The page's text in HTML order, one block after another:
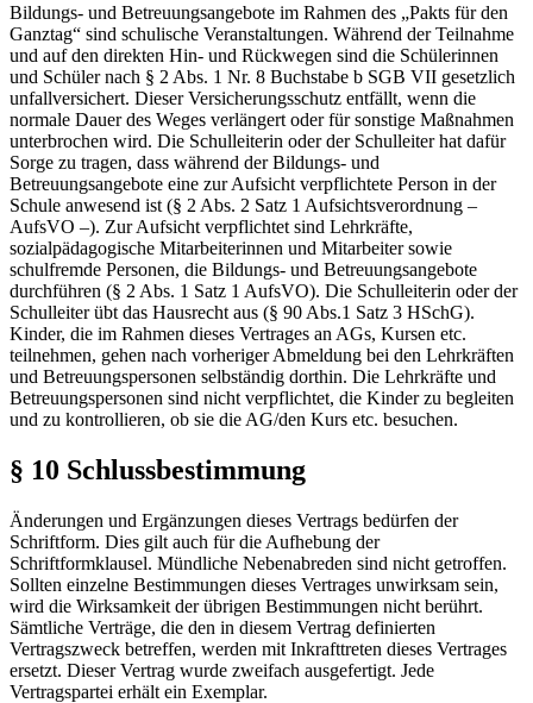
Bildungs- und Betreuungsangebote im Rahmen des „Pakts für den
Ganztag“ sind schulische Veranstaltungen. Während der Teilnahme
und auf den direkten Hin- und Rückwegen sind die Schülerinnen
und Schüler nach § 2 Abs. 1 Nr. 8 Buchstabe b SGB VII gesetzlich
unfallversichert. Dieser Versicherungsschutz entfällt, wenn die
normale Dauer des Weges verlängert oder für sonstige Maßnahmen
unterbrochen wird. Die Schulleiterin oder der Schulleiter hat dafür
Sorge zu tragen, dass während der Bildungs- und
Betreuungsangebote eine zur Aufsicht verpflichtete Person in der
Schule anwesend ist (§ 2 Abs. 2 Satz 1 Aufsichtsverordnung –
AufsVO –). Zur Aufsicht verpflichtet sind Lehrkräfte,
sozialpädagogische Mitarbeiterinnen und Mitarbeiter sowie
schulfremde Personen, die Bildungs- und Betreuungsangebote
durchführen (§ 2 Abs. 1 Satz 1 AufsVO). Die Schulleiterin oder der
Schulleiter übt das Hausrecht aus (§ 90 Abs.1 Satz 3 HSchG).
Kinder, die im Rahmen dieses Vertrages an AGs, Kursen etc.
teilnehmen, gehen nach vorheriger Abmeldung bei den Lehrkräften
und Betreuungspersonen selbständig dorthin. Die Lehrkräfte und
Betreuungspersonen sind nicht verpflichtet, die Kinder zu begleiten
und zu kontrollieren, ob sie die AG/den Kurs etc. besuchen.
§ 10 Schlussbestimmung
Änderungen und Ergänzungen dieses Vertrags bedürfen der
Schriftform. Dies gilt auch für die Aufhebung der
Schriftformklausel. Mündliche Nebenabreden sind nicht getroffen.
Sollten einzelne Bestimmungen dieses Vertrages unwirksam sein,
wird die Wirksamkeit der übrigen Bestimmungen nicht berührt.
Sämtliche Verträge, die den in diesem Vertrag definierten
Vertragszweck betreffen, werden mit Inkrafttreten dieses Vertrages
ersetzt. Dieser Vertrag wurde zweifach ausgefertigt. Jede
Vertragspartei erhält ein Exemplar.